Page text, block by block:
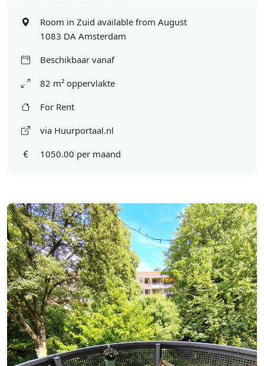
Room in Zuid available from August
1083 DA Amsterdam
Beschikbaar vanaf
82 m² oppervlakte
For Rent
via Huurportaal.nl
1050.00 per maand